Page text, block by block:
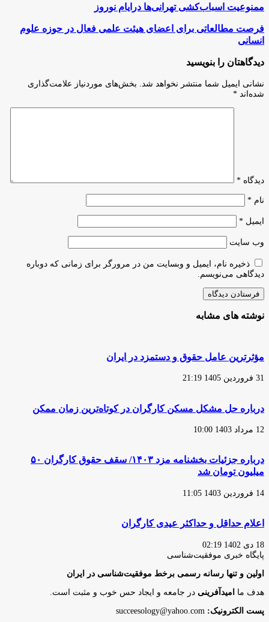
ممنوعیت
اسباب‌کشی
تهرانی‌ها
درایام
نوروز
ممنوعیت اسباب‌کشی تهرانی‌ها درایام نوروز
فرصت
مطالعاتی
برای
اعضای
هیئت
علمی
فعال
در
فرصت مطالعاتی برای اعضای هیئت علمی فعال در حوزه علوم
انسانی
دیدگاهتان را بنویسید
نشانی ایمیل شما منتشر نخواهد شد.
بخش‌های موردنیاز علامت‌گذاری
شده‌اند *
دیدگاه *
نام *
ایمیل *
وب‌ سایت
ذخیره نام، ایمیل و وبسایت من در مرورگر برای زمانی که دوباره
دیدگاهی می‌نویسم.
نوشته های مشابه
مؤثرترین عامل حقوق و دستمزد در ایران
31 فروردین 1405 21:19
درباره حل مشکل مسکن کارگران در کوتاه‌ترین زمان ممکن
12 مرداد 1403 10:00
درباره جزئیات بخشنامه مزد ۱۴۰۳/ سقف حقوق کارگران ۵۰
میلیون تومان شد
14 فروردین 1403 11:05
اعلام حداقل و حداکثر عیدی کارگران
18 دی 1402 02:19
پایگاه‌ خبری موفقیت‌شناسی
اولین و تنها رسانه رسمی برخط موفقیت‌شناسی در ایران
هدف ما امیدآفرینی در جامعه و ایجاد حس خوب و مثبت است.
پست الکترونیک: